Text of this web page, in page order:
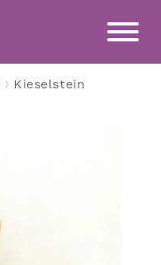
Kieselstein